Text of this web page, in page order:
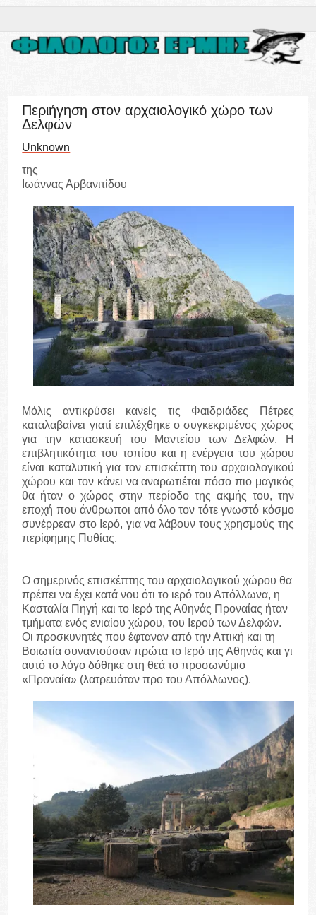
Περιήγηση στον αρχαιολογικό χώρο των
Δελφών
Unknown
της
Ιωάννας Αρβανιτίδου
Μόλις αντικρύσει κανείς τις Φαιδριάδες Πέτρες
καταλαβαίνει γιατί επιλέχθηκε ο συγκεκριμένος χώρος
για την κατασκευή του Μαντείου των Δελφών. Η
επιβλητικότητα του τοπίου και η ενέργεια του χώρου
είναι καταλυτική για τον επισκέπτη του αρχαιολογικού
χώρου και τον κάνει να αναρωτιέται πόσο πιο μαγικός
θα ήταν ο χώρος στην περίοδο της ακμής του, την
εποχή που άνθρωποι από όλο τον τότε γνωστό κόσμο
συνέρρεαν στο Ιερό, για να λάβουν τους χρησμούς της
περίφημης Πυθίας.
Ο σημερινός επισκέπτης του αρχαιολογικού χώρου θα
πρέπει να έχει κατά νου ότι το ιερό του Απόλλωνα, η
Κασταλία Πηγή και το Ιερό της Αθηνάς Προναίας ήταν
τμήματα ενός ενιαίου χώρου, του Ιερού των Δελφών.
Οι προσκυνητές που έφταναν από την Αττική και τη
Βοιωτία συναντούσαν πρώτα το Ιερό της Αθηνάς και γι
αυτό το λόγο δόθηκε στη θεά το προσωνύμιο
«Προναία» (λατρευόταν προ του Απόλλωνος).